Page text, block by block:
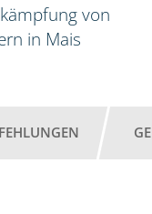
von
in Mais